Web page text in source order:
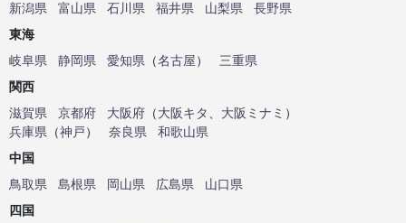
新潟県
富山県 石川県 福井県 山梨県
長野県
東海
岐阜県
静岡県 愛知県 （名古屋）
三重県
関西
滋賀県
京都府 大阪府 （大阪キタ 大阪ミナミ ）
兵庫県 （神戸） 奈良県
和歌山県
中国
鳥取県
島根県 岡山県 広島県
山口県
四国